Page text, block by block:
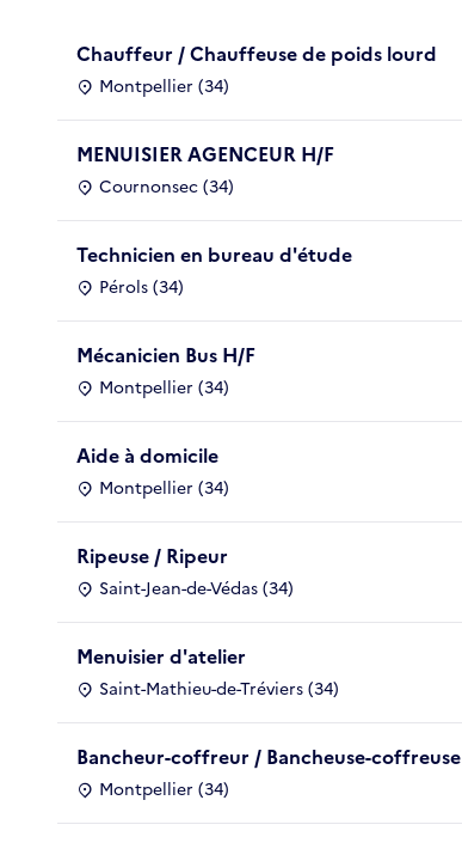
Chauffeur / Chauffeuse de poids lourd
Montpellier (34)
MENUISIER AGENCEUR H/F
Cournonsec (34)
Technicien en bureau d'étude
Pérols (34)
Mécanicien Bus H/F
Montpellier (34)
Aide à domicile
Montpellier (34)
Ripeuse / Ripeur
Saint-Jean-de-Védas (34)
Menuisier d'atelier
Saint-Mathieu-de-Tréviers (34)
Bancheur-coffreur / Bancheuse-coffreuse
Montpellier (34)